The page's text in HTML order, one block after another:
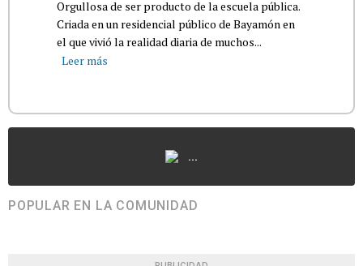
Orgullosa de ser producto de la escuela pública.
Criada en un residencial público de Bayamón en
el que vivió la realidad diaria de muchos...
Leer más
...
POPULAR EN LA COMUNIDAD